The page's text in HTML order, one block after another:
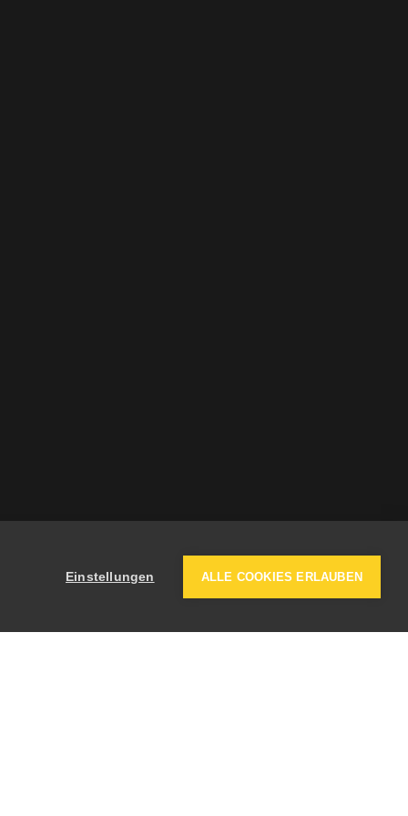
Einstellungen ALLE COOKIES ERLAUBEN